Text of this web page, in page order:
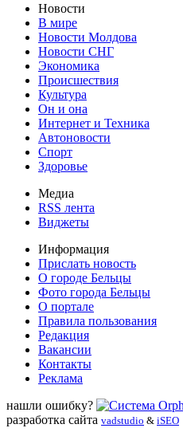
Новости
В мире
Новости Молдова
Новости СНГ
Экономика
Происшествия
Культура
Он и она
Интернет и Техника
Автоновости
Спорт
Здоровье
Медиа
RSS лента
Виджеты
Информация
Прислать новость
О городе Бельцы
Фото города Бельцы
О портале
Правила пользования
Редакция
Вакансии
Контакты
Реклама
нашли ошибку?
разработка сайта vadstudio & iSEO